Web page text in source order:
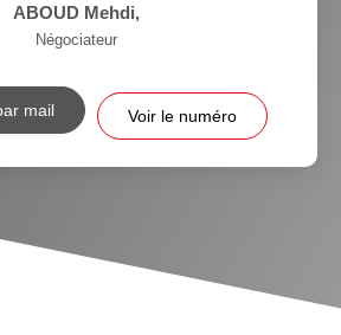
ABOUD Mehdi,
Négociateur
mail Voir le numéro